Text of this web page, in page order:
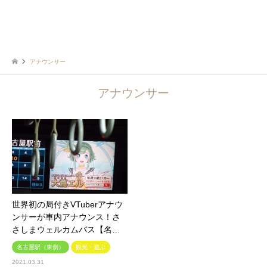
アナウンサー
アナウンサー
世界初の局付きVTuberアナウ
ンサーが車内アナウンス！さ
さしまウェルカムバス【名…
名古屋駅（東側） 観光・遊ぶ
2021.03.31